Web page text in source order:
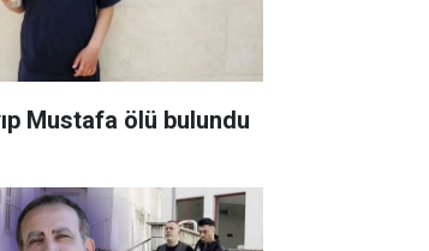
Mustafa ölü bulundu